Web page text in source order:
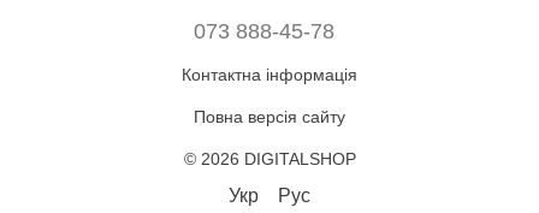
073 888-45-78
Контактна інформація
Повна версія сайту
© 2026 DIGITALSHOP
Укр Рус